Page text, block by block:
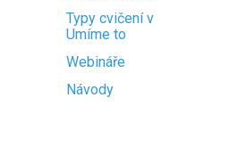
Typy cvičení v
Umíme to
Webináře
Návody